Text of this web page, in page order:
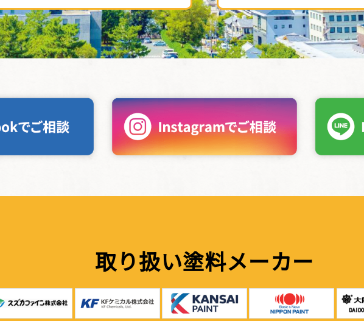
取り扱い塗料メーカー